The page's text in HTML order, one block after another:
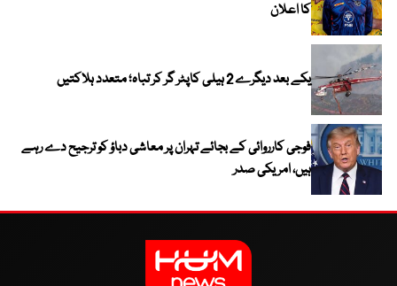
کا اعلان
یکے بعد دیگرے 2 ہیلی کاپٹر گر کر تباہ؛ متعدد ہلاکتیں
فوجی کارروائی کے بجائے تہران پر معاشی دباؤ کو ترجیح دے رہے
ہیں، امریکی صدر